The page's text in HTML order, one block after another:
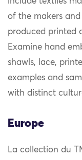
of the makers
produced printed
Examine hand
shawls, lace,
examples and
with distinct
Europe
La collection du